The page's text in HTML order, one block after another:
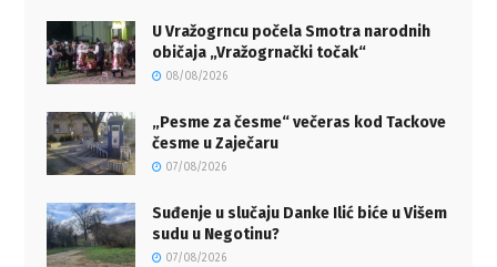
U Vražogrncu počela Smotra narodnih
običaja „Vražogrnački točak“
08/08/2026
„Pesme za česme“ večeras kod Tackove
česme u Zaječaru
07/08/2026
Suđenje u slučaju Danke Ilić biće u Višem
sudu u Negotinu?
07/08/2026